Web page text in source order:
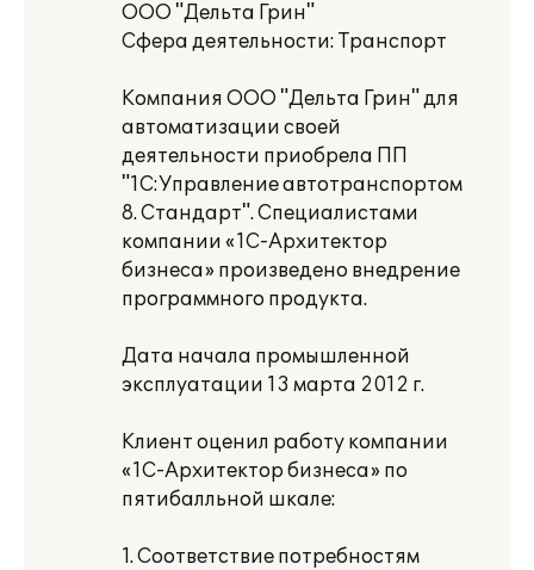
ООО "Дельта Грин"
Сфера деятельности: Транспорт
Компания ООО "Дельта Грин" для
автоматизации своей
деятельности приобрела ПП
"1С:Управление автотранспортом
8. Стандарт". Специалистами
компании «1С-Архитектор
бизнеса» произведено внедрение
программного продукта.
Дата начала промышленной
эксплуатации 13 марта 2012 г.
Клиент оценил работу компании
«1С-Архитектор бизнеса» по
пятибалльной шкале:
1. Соответствие потребностям